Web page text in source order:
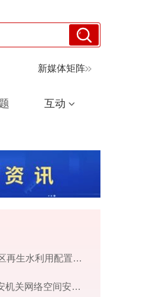
新媒体矩阵
互动
利用配置试点工作完成
空间安全监督检查办法》